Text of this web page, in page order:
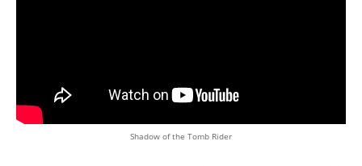
Shadow of the Tomb Rider